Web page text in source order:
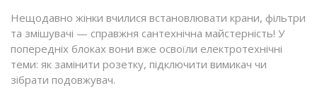
Нещодавно жінки вчилися встановлювати крани, фільтри
та змішувачі — справжня сантехнічна майстерність! У
попередніх блоках вони вже освоїли електротехнічні
теми: як замінити розетку, підключити вимикач чи
зібрати подовжувач.